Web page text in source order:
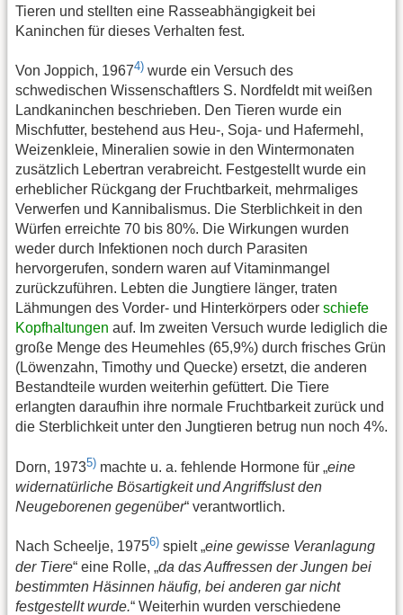
Tieren und stellten eine Rasseabhängigkeit bei
Kaninchen für dieses Verhalten fest.
Von Joppich, 19674) wurde ein Versuch des
schwedischen Wissenschaftlers S. Nordfeldt mit weißen
Landkaninchen beschrieben. Den Tieren wurde ein
Mischfutter, bestehend aus Heu-, Soja- und Hafermehl,
Weizenkleie, Mineralien sowie in den Wintermonaten
zusätzlich Lebertran verabreicht. Festgestellt wurde ein
erheblicher Rückgang der Fruchtbarkeit, mehrmaliges
Verwerfen und Kannibalismus. Die Sterblichkeit in den
Würfen erreichte 70 bis 80%. Die Wirkungen wurden
weder durch Infektionen noch durch Parasiten
hervorgerufen, sondern waren auf Vitaminmangel
zurückzuführen. Lebten die Jungtiere länger, traten
Lähmungen des Vorder- und Hinterkörpers oder schiefe
Kopfhaltungen auf. Im zweiten Versuch wurde lediglich die
große Menge des Heumehles (65,9%) durch frisches Grün
(Löwenzahn, Timothy und Quecke) ersetzt, die anderen
Bestandteile wurden weiterhin gefüttert. Die Tiere
erlangten daraufhin ihre normale Fruchtbarkeit zurück und
die Sterblichkeit unter den Jungtieren betrug nun noch 4%.
Dorn, 19735) machte u. a. fehlende Hormone für „eine
widernatürliche Bösartigkeit und Angriffslust den
Neugeborenen gegenüber“ verantwortlich.
Nach Scheelje, 19756) spielt „eine gewisse Veranlagung
der Tiere“ eine Rolle, „da das Auffressen der Jungen bei
bestimmten Häsinnen häufig, bei anderen gar nicht
festgestellt wurde.“ Weiterhin wurden verschiedene